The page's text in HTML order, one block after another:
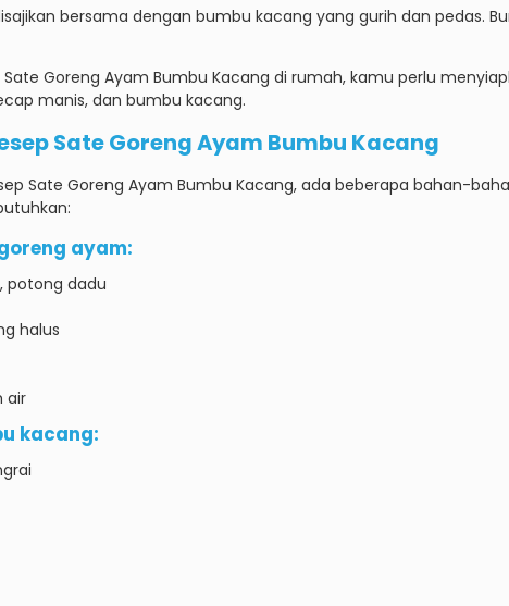
bersama dengan bumbu kacang yang gurih dan pedas.
Goreng Ayam Bumbu Kacang di rumah, kamu perlu
manis, dan bumbu kacang.
Sate Goreng Ayam Bumbu Kacang
Sate Goreng Ayam Bumbu Kacang, ada beberapa bahan-
ayam:
potong dadu
halus
air
kacang: